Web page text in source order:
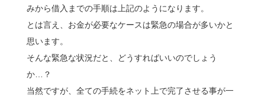
みから借入までの手順は上記のようになります。
とは言え、お金が必要なケースは緊急の場合が多いかと
思います。
そんな緊急な状況だと、どうすればいいのでしょう
か…？
当然ですが、全ての手続をネット上で完了させる事が一